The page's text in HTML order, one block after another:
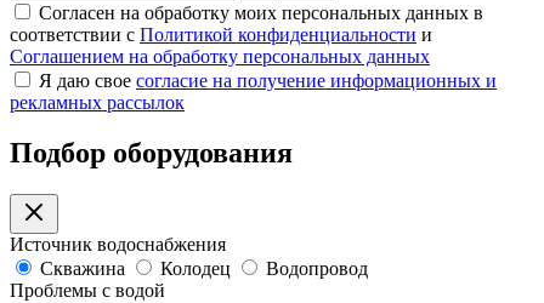
Согласен на обработку моих персональных данных в
соответствии с Политикой конфиденциальности и
Соглашением на обработку персональных данных
Я даю свое согласие на получение информационных и
рекламных рассылок
Подбор оборудования
Источник водоснабжения
Скважина
Колодец
Водопровод
Проблемы с водой